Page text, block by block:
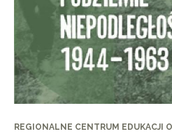
REGIONALNE CENTRUM EDUKACJI